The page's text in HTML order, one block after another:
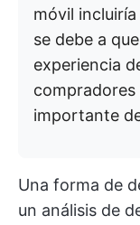
móvil
se debe a
experiencia
compradores
importante
Una forma de
un análisis de